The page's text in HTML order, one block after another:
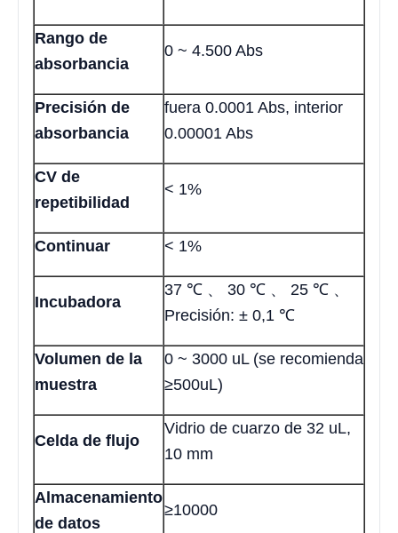
Rango de
absorbancia
0 ~ 4.500 Abs
Precisión de
absorbancia
fuera 0.0001 Abs, interior
0.00001 Abs
CV de
repetibilidad
< 1%
Continuar < 1%
Incubadora
37 ℃ 、 30 ℃ 、 25 ℃ 、
Precisión: ± 0,1 ℃
Volumen de la
muestra
0 ~ 3000 uL (se recomienda
≥500uL)
Celda de flujo
Vidrio de cuarzo de 32 uL,
10 mm
Almacenamiento
de datos
≥10000